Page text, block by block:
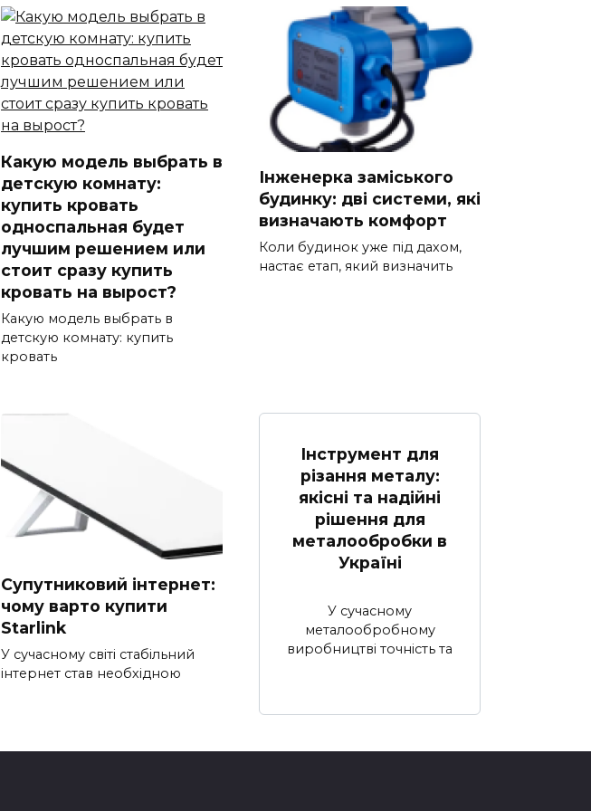
Какую модель выбрать в
детскую комнату:
купить кровать
односпальная будет
лучшим решением или
стоит сразу купить
кровать на вырост?
Какую модель выбрать в
детскую комнату: купить
кровать
Інженерка заміського
будинку: дві системи, які
визначають комфорт
Коли будинок уже під дахом,
настає етап, який визначить
Супутниковий інтернет:
чому варто купити
Starlink
У сучасному світі стабільний
інтернет став необхідною
Інструмент для
різання металу:
якісні та надійні
рішення для
металообробки в
Україні
У сучасному
металообробному
виробництві точність та